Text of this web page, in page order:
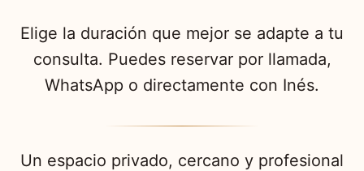
Elige la duración que mejor se adapte a tu
consulta. Puedes reservar por llamada,
WhatsApp o directamente con Inés.
Un espacio privado, cercano y profesional